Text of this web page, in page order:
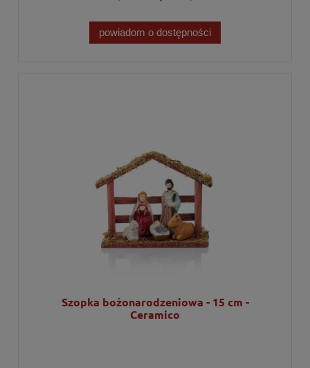
powiadom o dostępności
Szopka bożonarodzeniowa - 15 cm -
Ceramico